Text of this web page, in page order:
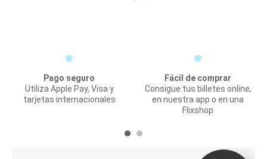
Pago seguro
Utiliza Apple Pay, Visa y
tarjetas internacionales
Fácil de comprar
Consigue tus billetes online,
en nuestra app o en una
Flixshop